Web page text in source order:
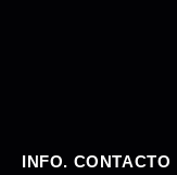
INFO. CONTACTO